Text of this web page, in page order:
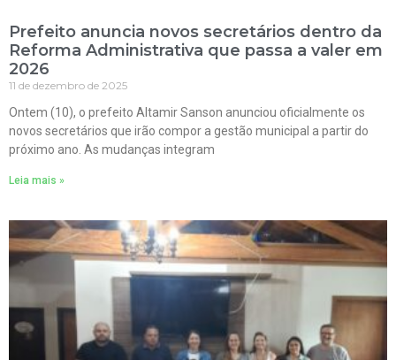
Prefeito anuncia novos secretários dentro da
Reforma Administrativa que passa a valer em
2026
11 de dezembro de 2025
Ontem (10), o prefeito Altamir Sanson anunciou oficialmente os
novos secretários que irão compor a gestão municipal a partir do
próximo ano. As mudanças integram
Leia mais »